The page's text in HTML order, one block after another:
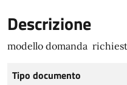
Descrizione
modello domanda
Tipo documento